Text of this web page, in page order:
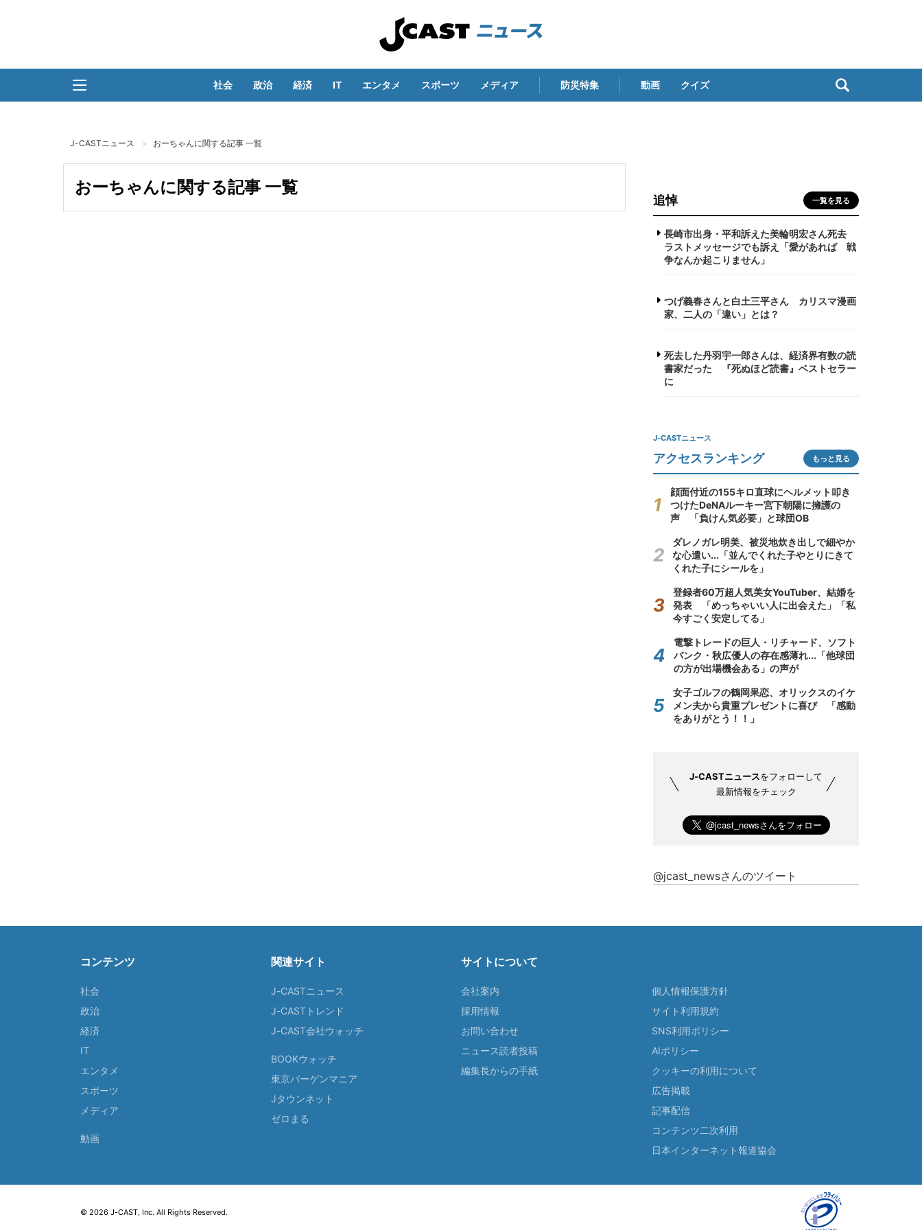
社会 政治 経済 IT エンタメ スポーツ メディア 防災特集 動画 クイズ
J-CASTニュース おーちゃんに関する記事 一覧
おーちゃんに関する記事 一覧
追悼 一覧を見る
長崎市出身・平和訴えた美輪明宏さん死去
ラストメッセージでも訴え「愛があれば 戦
争なんか起こりません」
つげ義春さんと白土三平さん カリスマ漫画
家、二人の「違い」とは？
死去した丹羽宇一郎さんは、経済界有数の読
書家だった 『死ぬほど読書』ベストセラー
に
J-CASTニュース
アクセスランキング もっと見る
顔面付近の155キロ直球にヘルメット叩き
つけたDeNAルーキー宮下朝陽に擁護の
声 「負けん気必要」と球団OB
ダレノガレ明美、被災地炊き出しで細やか
な心遣い...「並んでくれた子やとりにきて
くれた子にシールを」
登録者60万超人気美女YouTuber、結婚を
発表 「めっちゃいい人に出会えた」「私
今すごく安定してる」
電撃トレードの巨人・リチャード、ソフト
バンク・秋広優人の存在感薄れ...「他球団
の方が出場機会ある」の声が
女子ゴルフの鶴岡果恋、オリックスのイケ
メン夫から貴重プレゼントに喜び 「感動
をありがとう！！」
J-CASTニュースをフォローして
最新情報をチェック
@jcast_newsさんのツイート
コンテンツ
社会
政治
経済
IT
エンタメ
スポーツ
メディア
動画
関連サイト
J-CASTニュース
J-CASTトレンド
J-CAST会社ウォッチ
BOOKウォッチ
東京バーゲンマニア
Jタウンネット
ゼロまる
サイトについて
会社案内
採用情報
お問い合わせ
ニュース読者投稿
編集長からの手紙
個人情報保護方針
サイト利用規約
SNS利用ポリシー
AIポリシー
クッキーの利用について
広告掲載
記事配信
コンテンツ二次利用
日本インターネット報道協会
© 2026 J-CAST, Inc. All Rights Reserved.